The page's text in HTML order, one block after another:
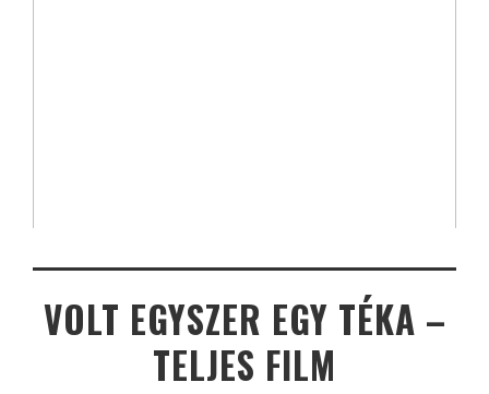
VOLT EGYSZER EGY TÉKA –
TELJES FILM